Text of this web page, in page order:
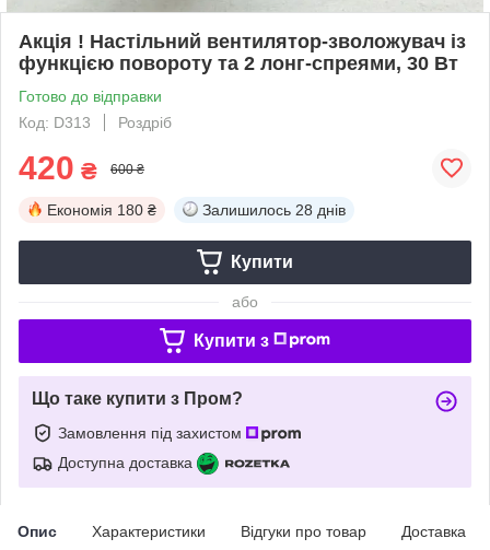
Акція ! Настільний вентилятор-зволожувач із
функцією повороту та 2 лонг-спреями, 30 Вт
Готово до відправки
Код: D313
Роздріб
420 ₴ 600 ₴
Економія 180 ₴ Залишилось 28 днів
Купити
або
Купити з
Що таке купити з Пром?
Замовлення під захистом
Доступна доставка
Опис Характеристики Відгуки про товар Доставка